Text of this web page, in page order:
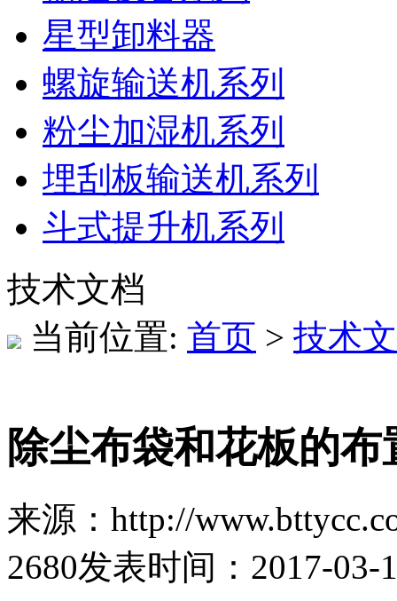
星型卸料器
螺旋输送机系列
粉尘加湿机系列
埋刮板输送机系列
斗式提升机系列
技术文档
当前位置: 首页 > 技术
除尘布袋和花板的布
来源：http://
2680发表时间：2017-03-